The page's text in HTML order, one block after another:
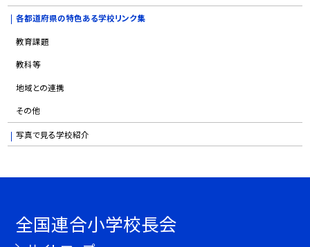
各都道府県の特色ある学校リンク集
教育課題
教科等
地域との連携
その他
写真で見る学校紹介
全国連合小学校長会